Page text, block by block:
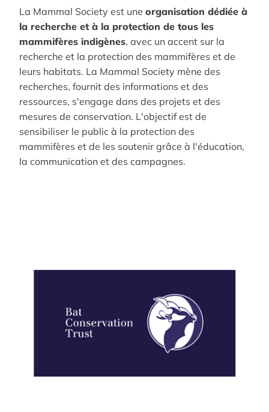
La Mammal Society est une organisation dédiée à
la recherche et à la protection de tous les
mammifères indigènes, avec un accent sur la
recherche et la protection des mammifères et de
leurs habitats. La Mammal Society mène des
recherches, fournit des informations et des
ressources, s'engage dans des projets et des
mesures de conservation. L'objectif est de
sensibiliser le public à la protection des
mammifères et de les soutenir grâce à l'éducation,
la communication et des campagnes.